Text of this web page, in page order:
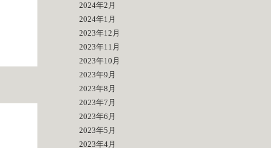
2024年2月
2024年1月
2023年12月
2023年11月
2023年10月
2023年9月
2023年8月
2023年7月
2023年6月
2023年5月
2023年4月